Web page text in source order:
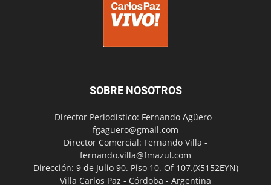
SOBRE NOSOTROS
Director Periodístico: Fernando Agüero -
fgaguero@gmail.com
Director Comercial: Fernando Villa -
fernando.villa@fmazul.com
Dirección: 9 de Julio 90. Piso 10. Of 107.(X5152EYN)
Villa Carlos Paz - Córdoba - Argentina